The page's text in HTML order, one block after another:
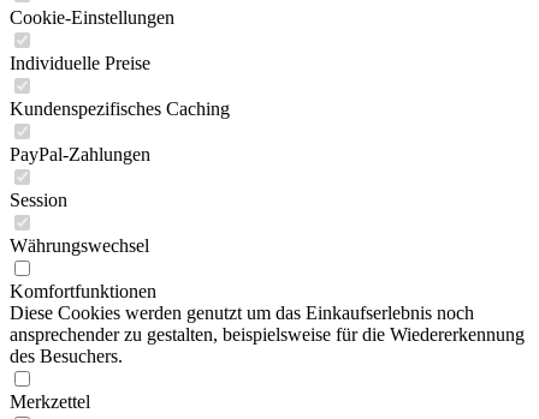
Cookie-Einstellungen
Individuelle Preise
Kundenspezifisches Caching
PayPal-Zahlungen
Session
Währungswechsel
Komfortfunktionen
Diese Cookies werden genutzt um das Einkaufserlebnis noch
ansprechender zu gestalten, beispielsweise für die Wiedererkennung
des Besuchers.
Merkzettel